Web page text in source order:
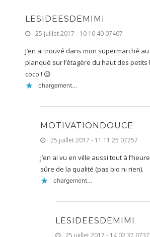
LESIDEESDEMIMI
25 juillet 2017 - 10 10 40 07407
J’en ai trouvé dans mon supermarché
planqué sur l’étagère du haut des petits
coco ! 😉
chargement…
MOTIVATIONDOUCE
25 juillet 2017 - 11 11 25 07257
J’en ai vu en ville aussi tout à
sûre de la qualité (pas bio ni rien).
chargement…
LESIDEESDEMIMI
25 juillet 2017 - 14 02 37